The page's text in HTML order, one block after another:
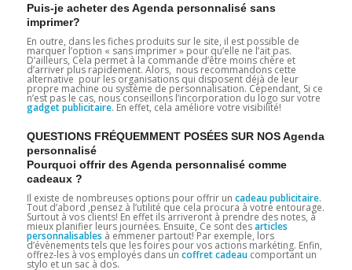
Puis-je acheter des Agenda personnalisé sans
imprimer?
En outre, dans les fiches produits sur le site, il est possible de
marquer l’option « sans imprimer » pour qu’elle ne l’ait pas.
D’ailleurs, Cela permet à la commande d’être moins chère et
d’arriver plus rapidement. Alors, nous recommandons cette
alternative pour les organisations qui disposent déjà de leur
propre machine ou système de personnalisation. Cependant, Si ce
n’est pas le cas, nous conseillons l’incorporation du logo sur votre
gadget publicitaire. En effet, cela améliore votre visibilité!
QUESTIONS FRÉQUEMMENT POSÉES SUR NOS Agenda
personnalisé
Pourquoi offrir des Agenda personnalisé comme
cadeaux ?
Il existe de nombreuses options pour offrir un cadeau publicitaire.
Tout d’abord ,pensez à l’utilité que cela procura à votre entourage.
Surtout à vos clients! En effet ils arriveront à prendre des notes, à
mieux planifier leurs journées. Ensuite, Ce sont desarticles
personnalisables à emmener partout! Par exemple, lors
d’évènements tels que les foires pour vos actions markéting. Enfin,
offrez-les à vos employés dans un coffret cadeau comportant un
stylo et un sac à dos.